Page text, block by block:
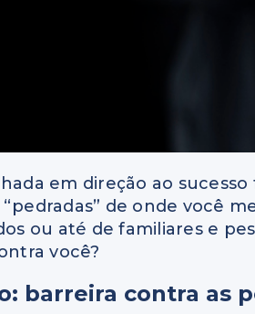
em direção ao
de onde você
ou até de familiares e
você?
barreira contra as